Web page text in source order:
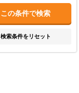
検索条件をリセット